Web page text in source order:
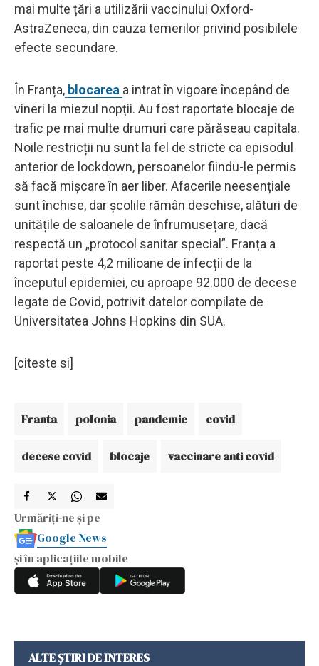
mai multe țări a utilizării vaccinului Oxford-
AstraZeneca, din cauza temerilor privind posibilele
efecte secundare.
În Franța, blocarea a intrat în vigoare începând de
vineri la miezul nopții. Au fost raportate blocaje de
trafic pe mai multe drumuri care părăseau capitala.
Noile restricții nu sunt la fel de stricte ca episodul
anterior de lockdown, persoanelor fiindu-le permis
să facă mișcare în aer liber. Afacerile neesențiale
sunt închise, dar școlile rămân deschise, alături de
unitățile de saloanele de înfrumusețare, dacă
respectă un „protocol sanitar special”. Franța a
raportat peste 4,2 milioane de infecții de la
începutul epidemiei, cu aproape 92.000 de decese
legate de Covid, potrivit datelor compilate de
Universitatea Johns Hopkins din SUA.
[citeste si]
Franta polonia pandemie covid
decese covid blocaje vaccinare anti covid
Urmăriți-ne și pe
Google News
și în aplicațiile mobile
ALTE ȘTIRI DE INTERES